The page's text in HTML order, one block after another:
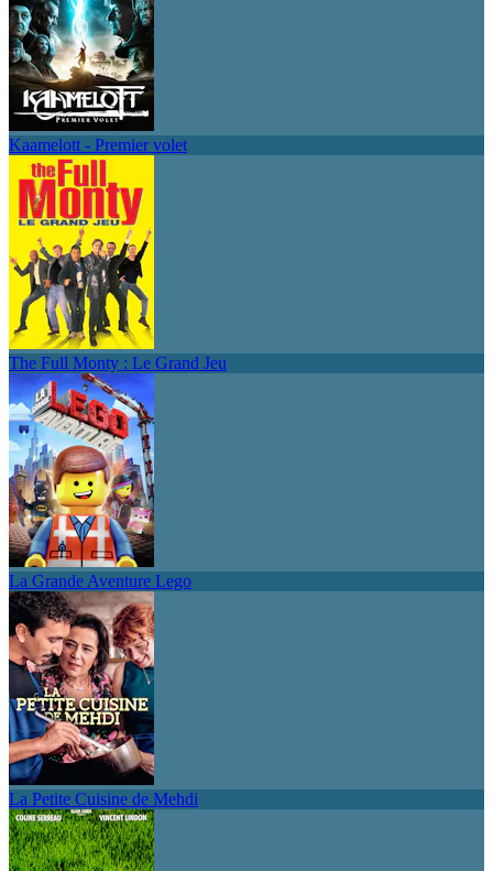
Kaamelott - Premier volet
The Full Monty : Le Grand Jeu
La Grande Aventure Lego
La Petite Cuisine de Mehdi